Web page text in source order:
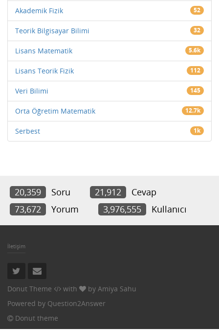
Akademik Fizik 52
Teorik Bilgisayar Bilimi 32
Lisans Matematik 5.6k
Lisans Teorik Fizik 112
Veri Bilimi 145
Orta Öğretim Matematik 12.7k
Serbest 1k
20,359 Soru 21,912
Cevap
73,672
Yorum 3,976,555 Kullanıcı
İletişim
Donut Theme with by Amiya Sahu
Powered by Question2Answer
Donut theme